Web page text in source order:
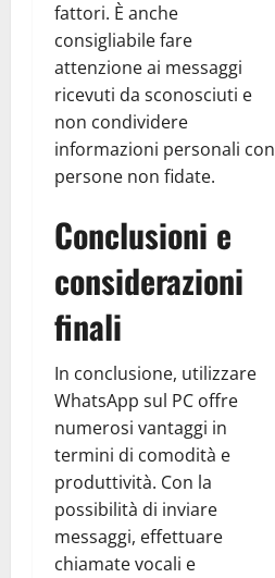
fattori. È anche
consigliabile fare
attenzione ai messaggi
ricevuti da sconosciuti e
non condividere
informazioni personali con
persone non fidate.
Conclusioni e
considerazioni
finali
In conclusione, utilizzare
WhatsApp sul PC offre
numerosi vantaggi in
termini di comodità e
produttività. Con la
possibilità di inviare
messaggi, effettuare
chiamate vocali e